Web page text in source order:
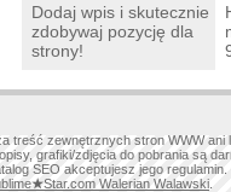
Dodaj wpis i skutecznie
zdobywaj pozycję dla
strony!
treść zewnętrznych stron WWW
grafiki/zdjęcia do pobrania są
SEO akceptujesz jego
★Star.com Walerian Walawski